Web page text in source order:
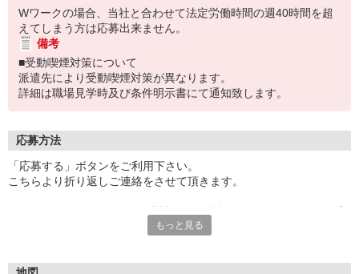
Wワークの場合、当社と合わせて法定労働時間の週40時間を超
えてしまう方は応募出来ません。
備考
■受動喫煙対策について
派遣先により受動喫煙対策が異なります。
詳細は職場見学時及び条件明示書にて通知致します。
応募方法
「応募する」ボタンをご利用下さい。
こちらより折り返しご連絡をさせて頂きます。
もっと見る